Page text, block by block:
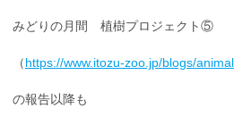
みどりの月間 植樹プロジェクト⑤
（https://www.itozu-zoo.jp/blogs/
の報告以降も